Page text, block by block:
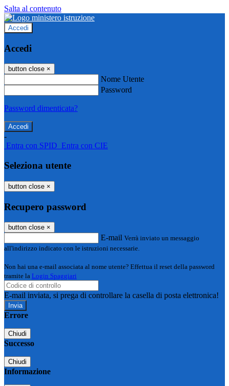
Salta al contenuto
Accedi
Accedi
button close ×
Nome Utente
Password
Password dimenticata?
-
Entra con SPID Entra con CIE
Seleziona utente
button close ×
Recupero password
button close ×
E-mail Verrà inviato un messaggio
all'indirizzo indicato con le istruzioni necessarie.
Non hai una e-mail associata al nome utente? Effettua il reset della password
tramite la Login Spaggiari
E-mail inviata, si prega di controllare la casella di posta elettronica!
Errore
Chiudi
Successo
Chiudi
Informazione